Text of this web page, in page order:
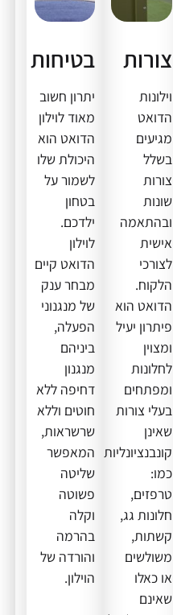
צורות
וילונות
הדואט
מגיעים
בשלל
צורות
שונות
ובהתאמה
אישית
לצורכי
הלקוח.
הדואט הוא
פיתרון יעיל
ומצוין
לחלונות
ומפתחים
בעלי צורות
שאינן
קונבנציונליות
כמו:
טרפזים,
חלונות גג,
קשתות,
משולשים
או כאלו
שאינם
בטיחות
יתרון חשוב
מאוד לוילון
הדואט הוא
היכולת שלו
לשמור על
בטחון
ילדכם.
לוילון
הדואט קיים
מבחר ענק
של מנגנוני
הפעלה,
ביניהם
מנגנון
דחיפה ללא
חוטים וללא
שרשראות,
המאפשר
שליטה
פשוטה
וקלה
בהרמה
והורדה של
הוילון.